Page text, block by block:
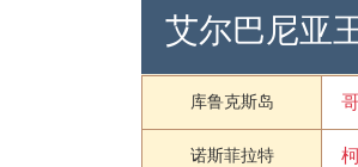
艾尔巴尼亚
库鲁克斯岛
诺斯菲拉特